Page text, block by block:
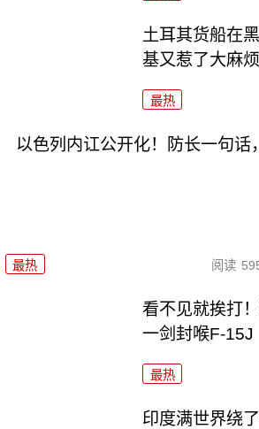
土耳其货船在
基又惹了大麻烦
最热
以色列内讧公开化！防长一句话
最热 阅读
看不见就挨打
一剑封喉F-15J
最热
印度满世界绕